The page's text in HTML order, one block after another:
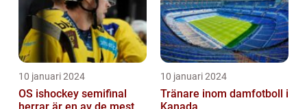
10 januari 2024
OS ishockey semifinal
10 januari 2024
Tränare inom damfotboll i